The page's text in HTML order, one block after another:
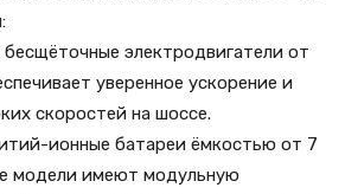
электродвигатели от
уверенное ускорение и
скоростей на шоссе.
ионные батареи ёмкостью от 7
модели имеют модульную